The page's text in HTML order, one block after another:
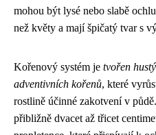
mohou být lysé nebo slabě
než květy a mají špičatý tvar s
Kořenový systém je tvořen
adventivních kořenů, které
rostlině účinné zakotvení v
přibližně dvacet až třicet